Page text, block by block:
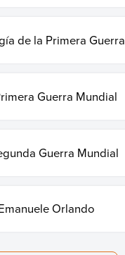
de la Primera
Guerra Mundial
Guerra Mundial
Orlando